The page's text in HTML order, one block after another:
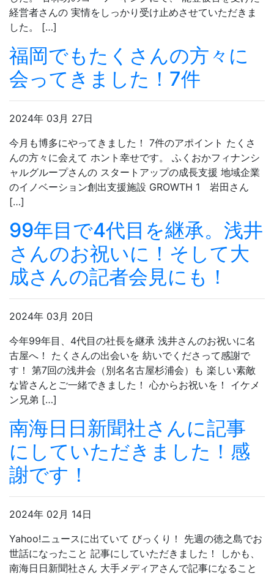
経営者さんの 実情をしっかり受け止めさせていただきま
した。 […]
福岡でもたくさんの方々に
会ってきました！7件
2024年 03月 27日
今月も博多にやってきました！ 7件のアポイント たくさ
んの方々に会えて ホント幸せです。 ふくおかフィナンシ
ャルグループさんの スタートアップの成長支援 地域企業
のイノベーション創出支援施設 GROWTH 1 岩田さん
[…]
99年目で4代目を継承。浅井
さんのお祝いに！そして大
成さんの記者会見にも！
2024年 03月 20日
今年99年目、4代目の社長を継承 浅井さんのお祝いに名
古屋へ！ たくさんの出会いを 紡いでくださって感謝で
す！ 第7回の浅井会（別名名古屋杉浦会）も 楽しい素敵
な皆さんとご一緒できました！ 心からお祝いを！ イケメ
ン兄弟 […]
南海日日新聞社さんに記事
にしていただきました！感
謝です！
2024年 02月 14日
Yahoo!ニュースに出ていて びっくり！ 先週の徳之島でお
世話になったこと 記事にしていただきました！ しかも、
南海日日新聞社さん 大手メディアさんで記事になること